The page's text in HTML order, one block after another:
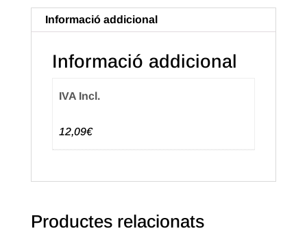
70x50m.
Fucsia
Informació addicional
Informació addicional
IVA Incl.
12,09€
Productes relacionats